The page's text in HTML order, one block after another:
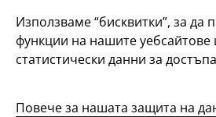
Контакт
Импресум
Използваме “бисквитки”, за да
функции на нашите
статистически данни за
Повече за нашата защита на